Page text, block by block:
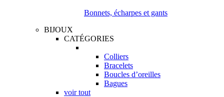
Bonnets, écharpes et gants
BIJOUX
CATÉGORIES
Colliers
Bracelets
Boucles d’oreilles
Bagues
voir tout